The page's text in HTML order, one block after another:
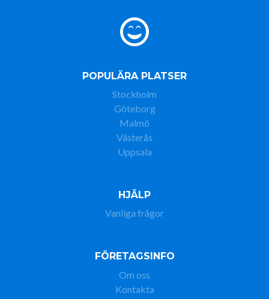
POPULÄRA PLATSER
Stockholm
Göteborg
Malmö
Västerås
Uppsala
HJÄLP
Vanliga frågor
FÖRETAGSINFO
Om oss
Kontakta